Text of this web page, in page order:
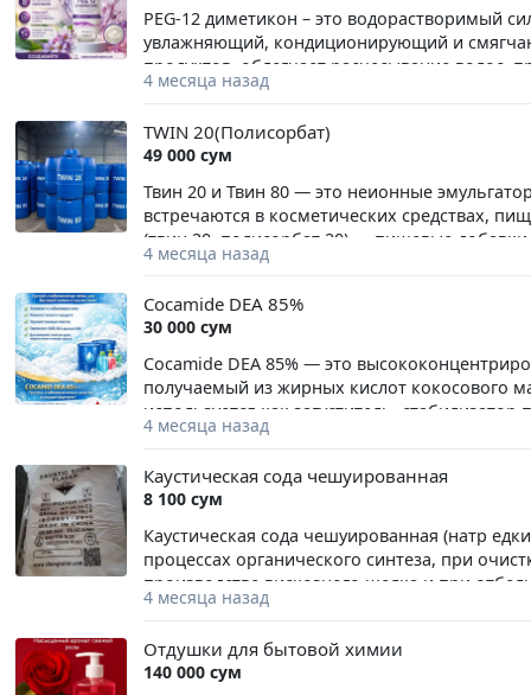
PEG-12 диметикон – это водорастворимый
увлажняющий, кондиционирующий и
продуктов, облегчает расчесывание волос,
удерживая влагу. Этот ингредиент также
4 месяца назад
TWIN 20(Полисорбат)
49 000 сум
Твин 20 и Твин 80 — это неионные
встречаются в косметических средствах,
(твин 20, полисорбат 20) — пищевые
продуктов питания.
4 месяца назад
Cocamide DEA 85%
30 000 сум
Cocamide DEA 85% — это
получаемый из жирных кислот кокосового
используется как загуститель,
шампуней, мыла и гелей.
4 месяца назад
Каустическая сода чешуированная
8 100 сум
Каустическая сода чешуированная (натр
процессах органического синтеза, при
производстве вискозного шелка и при
промышленности, мыловарении, в
средств содержит каустик. Его используют
шоколада.
4 месяца назад
Отдушки для бытовой химии
140 000 сум